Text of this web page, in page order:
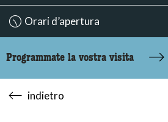
Orari d’apertura
Programmate la vostra visita
indietro